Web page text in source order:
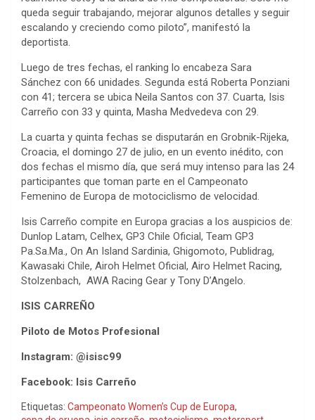
queda seguir trabajando, mejorar algunos detalles y seguir
escalando y creciendo como piloto”, manifestó la
deportista.
Luego de tres fechas, el ranking lo encabeza Sara
Sánchez con 66 unidades. Segunda está Roberta Ponziani
con 41; tercera se ubica Neila Santos con 37. Cuarta, Isis
Carreño con 33 y quinta, Masha Medvedeva con 29.
La cuarta y quinta fechas se disputarán en Grobnik-Rijeka,
Croacia, el domingo 27 de julio, en un evento inédito, con
dos fechas el mismo día, que será muy intenso para las 24
participantes que toman parte en el Campeonato
Femenino de Europa de motociclismo de velocidad.
Isis Carreño compite en Europa gracias a los auspicios de:
Dunlop Latam, Celhex, GP3 Chile Oficial, Team GP3
Pa.Sa.Ma., On An Island Sardinia, Ghigomoto, Publidrag,
Kawasaki Chile, Airoh Helmet Oficial, Airo Helmet Racing,
Stolzenbach, AWA Racing Gear y Tony D’Angelo.
ISIS CARREÑO
Piloto de Motos Profesional
Instagram: @isisc99
Facebook: Isis Carreño
Etiquetas: Campeonato Women’s Cup de Europa,